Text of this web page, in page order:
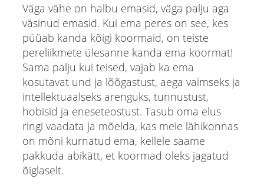
Väga vähe on halbu emasid, väga palju aga
väsinud emasid. Kui ema peres on see, kes
püüab kanda kõigi koormaid, on teiste
pereliikmete ülesanne kanda ema koormat!
Sama palju kui teised, vajab ka ema
kosutavat und ja lõõgastust, aega vaimseks ja
intellektuaalseks arenguks, tunnustust,
hobisid ja eneseteostust. Tasub oma elus
ringi vaadata ja mõelda, kas meie lähikonnas
on mõni kurnatud ema, kellele saame
pakkuda abikätt, et koormad oleks jagatud
õiglaselt.